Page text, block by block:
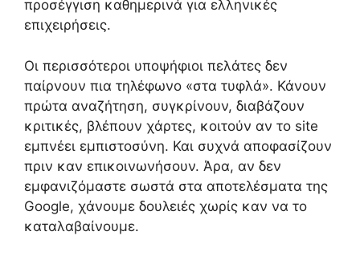
προσέγγιση καθημερινά για ελληνικές
επιχειρήσεις.
Οι περισσότεροι υποψήφιοι πελάτες δεν
παίρνουν πια τηλέφωνο «στα τυφλά». Κάνουν
πρώτα αναζήτηση, συγκρίνουν, διαβάζουν
κριτικές, βλέπουν χάρτες, κοιτούν αν το site
εμπνέει εμπιστοσύνη. Και συχνά αποφασίζουν
πριν καν επικοινωνήσουν. Άρα, αν δεν
εμφανιζόμαστε σωστά στα αποτελέσματα της
Google, χάνουμε δουλειές χωρίς καν να το
καταλαβαίνουμε.